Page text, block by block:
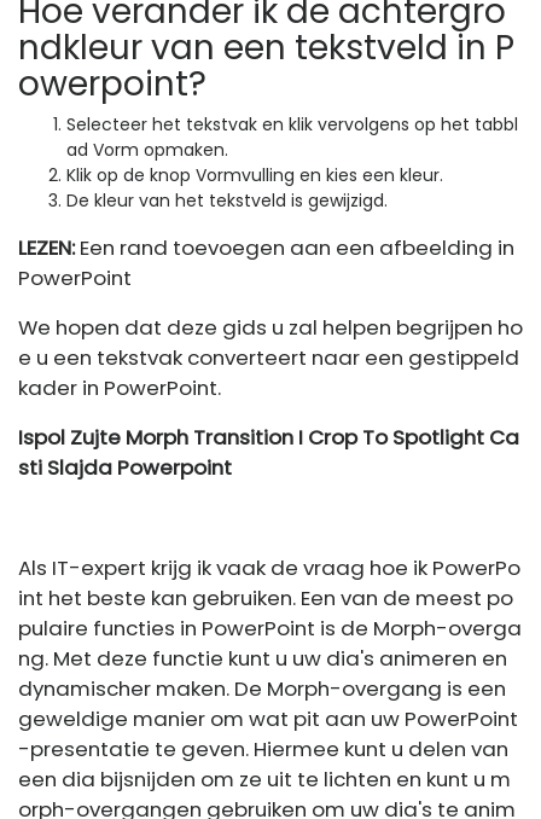
Hoe verander ik de achtergro
ndkleur van een tekstveld in P
owerpoint?
Selecteer het tekstvak en klik vervolgens op het tabbl
ad Vorm opmaken.
Klik op de knop Vormvulling en kies een kleur.
De kleur van het tekstveld is gewijzigd.
LEZEN:Een rand toevoegen aan een afbeelding in
PowerPoint
We hopen dat deze gids u zal helpen begrijpen ho
e u een tekstvak converteert naar een gestippeld
kader in PowerPoint.
Ispol Zujte Morph Transition I Crop To Spotlight Ca
sti Slajda Powerpoint
Als IT-expert krijg ik vaak de vraag hoe ik PowerPo
int het beste kan gebruiken. Een van de meest po
pulaire functies in PowerPoint is de Morph-overga
ng. Met deze functie kunt u uw dia's animeren en
dynamischer maken. De Morph-overgang is een
geweldige manier om wat pit aan uw PowerPoint
-presentatie te geven. Hiermee kunt u delen van
een dia bijsnijden om ze uit te lichten en kunt u m
orph-overgangen gebruiken om uw dia's te anim